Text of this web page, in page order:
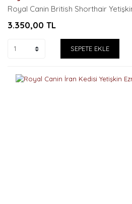
Royal Canin British Shorthair
3.350,00 TL
SEPETE EKLE